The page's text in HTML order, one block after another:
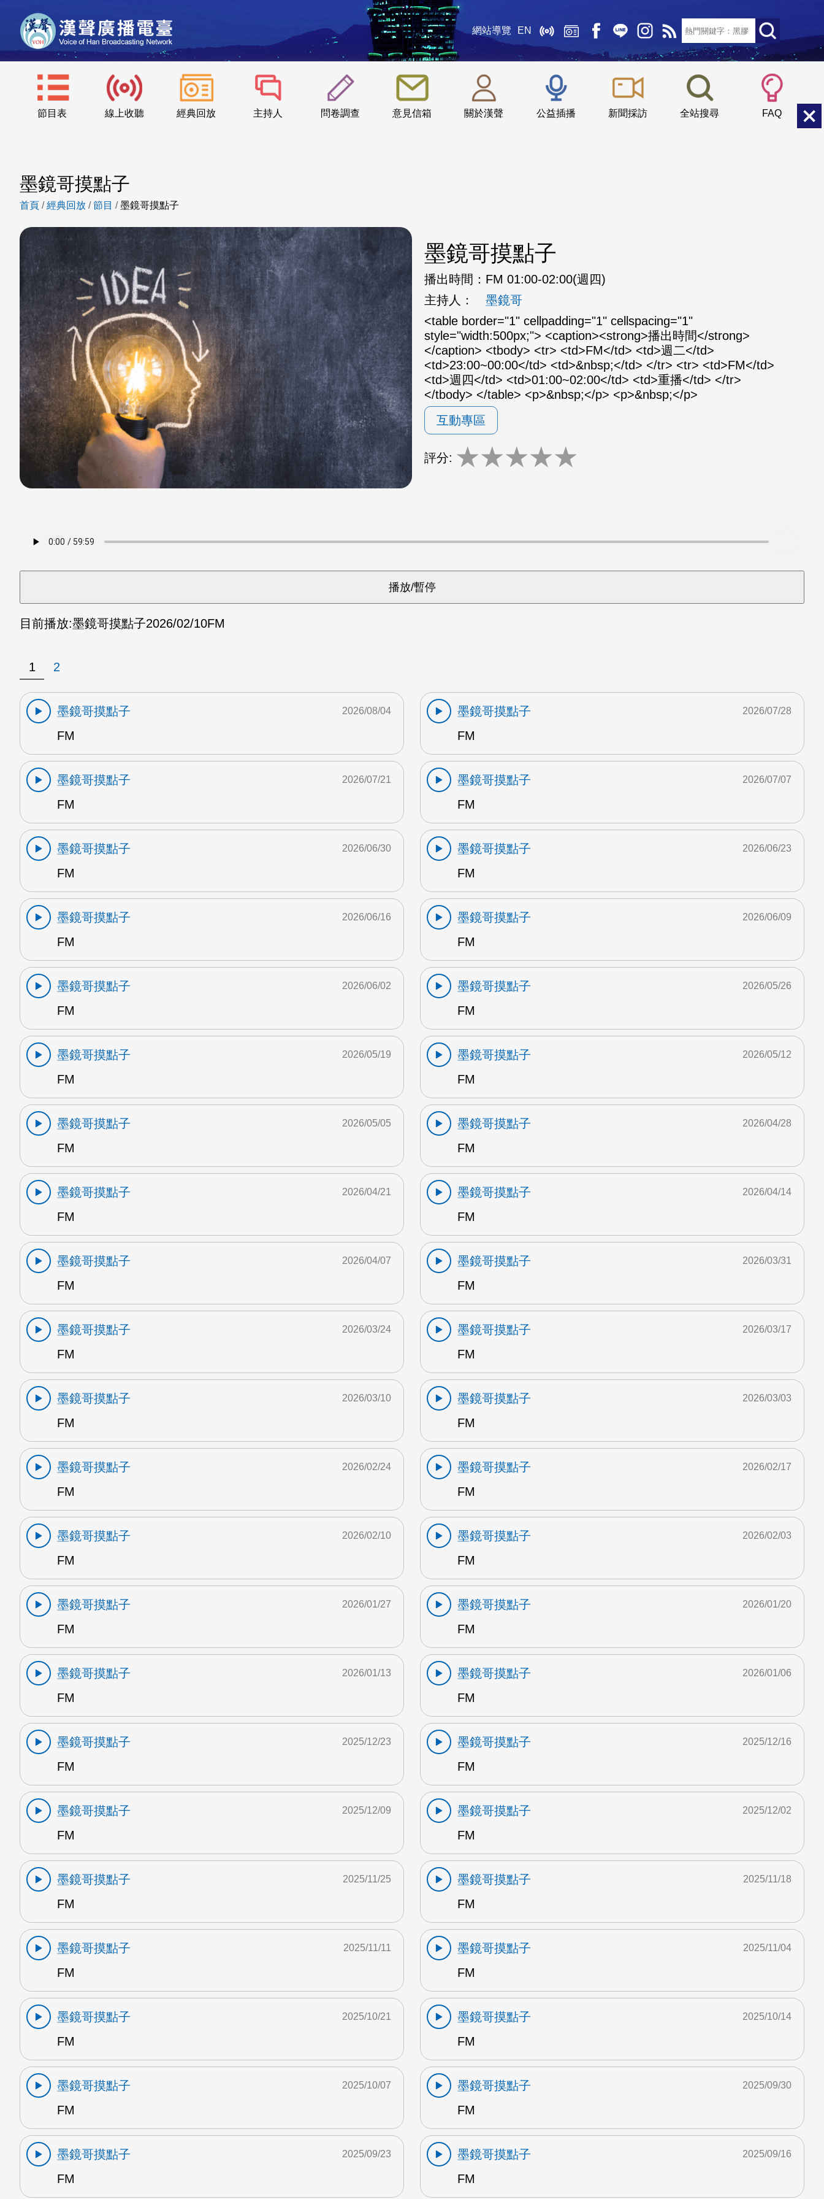
網站導覽 EN
節目表 線上收聽 經典回放 主持人 問卷調查 意見信箱 關於漢聲 公益插播 新聞採訪 全站搜尋 FAQ
::: 小 中
墨鏡哥摸點子
首頁 /經典回放 /節目 /墨鏡哥摸點子
墨鏡哥摸點子
播出時間： FM 01:00-02:00(週四)
主持人：
墨鏡哥
<table border="1" cellpadding="1" cellspacing="1"
style="width:500px;"> <caption><strong>播出時間</strong>
</caption> <tbody> <tr> <td>FM</td> <td>週二</td>
<td>23:00~00:00</td> <td>&nbsp;</td> </tr> <tr> <td>FM</td>
<td>週四</td> <td>01:00~02:00</td> <td>重播</td> </tr>
</tbody> </table> <p>&nbsp;</p> <p>&nbsp;</p>
互動專區
評分: ★★★★★
目前播放:墨鏡哥摸點子2026/02/10FM
1 2
墨鏡哥摸點子
FM
2026/08/04
墨鏡哥摸點子
FM
2026/07/28
墨鏡哥摸點子
FM
2026/07/21
墨鏡哥摸點子
FM
2026/07/07
墨鏡哥摸點子
FM
2026/06/30
墨鏡哥摸點子
FM
2026/06/23
墨鏡哥摸點子
FM
2026/06/16
墨鏡哥摸點子
FM
2026/06/09
墨鏡哥摸點子
FM
2026/06/02
墨鏡哥摸點子
FM
2026/05/26
墨鏡哥摸點子
FM
2026/05/19
墨鏡哥摸點子
FM
2026/05/12
墨鏡哥摸點子
FM
2026/05/05
墨鏡哥摸點子
FM
2026/04/28
墨鏡哥摸點子
FM
2026/04/21
墨鏡哥摸點子
FM
2026/04/14
墨鏡哥摸點子
FM
2026/04/07
墨鏡哥摸點子
FM
2026/03/31
墨鏡哥摸點子
FM
2026/03/24
墨鏡哥摸點子
FM
2026/03/17
墨鏡哥摸點子
FM
2026/03/10
墨鏡哥摸點子
FM
2026/03/03
墨鏡哥摸點子
FM
2026/02/24
墨鏡哥摸點子
FM
2026/02/17
墨鏡哥摸點子
FM
2026/02/10
墨鏡哥摸點子
FM
2026/02/03
墨鏡哥摸點子
FM
2026/01/27
墨鏡哥摸點子
FM
2026/01/20
墨鏡哥摸點子
FM
2026/01/13
墨鏡哥摸點子
FM
2026/01/06
墨鏡哥摸點子
FM
2025/12/23
墨鏡哥摸點子
FM
2025/12/16
墨鏡哥摸點子
FM
2025/12/09
墨鏡哥摸點子
FM
2025/12/02
墨鏡哥摸點子
FM
2025/11/25
墨鏡哥摸點子
FM
2025/11/18
墨鏡哥摸點子
FM
2025/11/11
墨鏡哥摸點子
FM
2025/11/04
墨鏡哥摸點子
FM
2025/10/21
墨鏡哥摸點子
FM
2025/10/14
墨鏡哥摸點子
FM
2025/10/07
墨鏡哥摸點子
FM
2025/09/30
墨鏡哥摸點子
FM
2025/09/23
墨鏡哥摸點子
FM
2025/09/16